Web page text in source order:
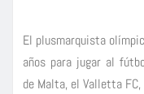
El plusmarquista
años para jugar al
de Malta, el Valletta